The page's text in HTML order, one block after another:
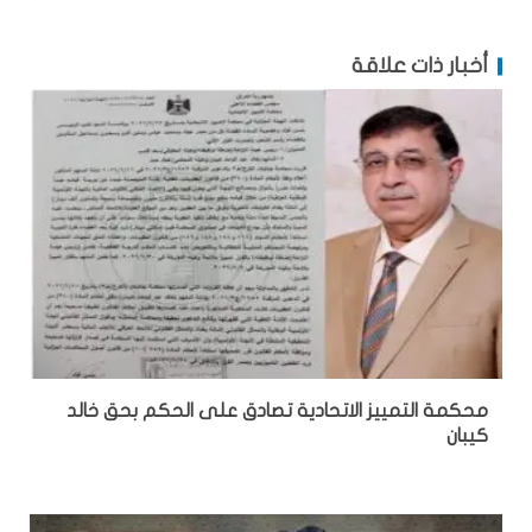
أخبار ذات علاقة
محكمة التمييز الاتحادية تصادق على الحكم بحق خالد
كيبان